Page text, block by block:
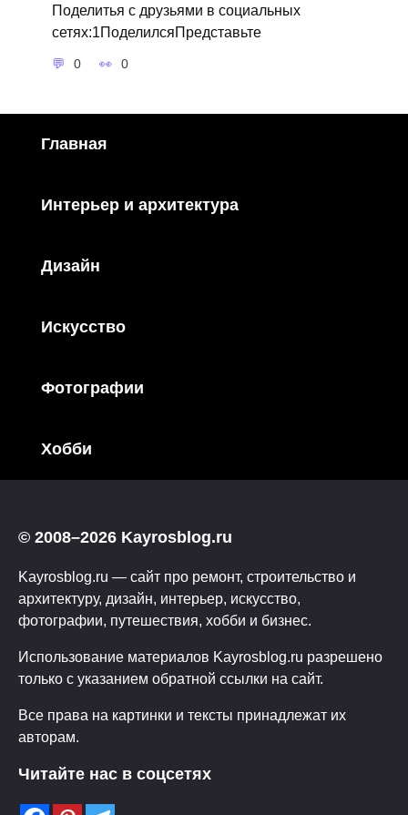
Поделитья с друзьями в социальных
сетях:1ПоделилсяПредставьте
0 0
Главная
Интерьер и архитектура
Дизайн
Искусство
Фотографии
Хобби
© 2008–2026 Kayrosblog.ru
Kayrosblog.ru — сайт про ремонт, строительство и
архитектуру, дизайн, интерьер, искусство,
фотографии, путешествия, хобби и бизнес.
Использование материалов Kayrosblog.ru разрешено
только с указанием обратной ссылки на сайт.
Все права на картинки и тексты принадлежат их
авторам.
Читайте нас в соцсетях